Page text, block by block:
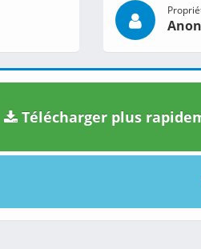
Télécharger plus